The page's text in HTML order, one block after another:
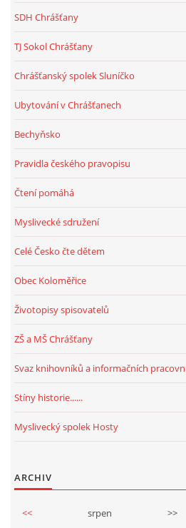
SDH Chrášťany
TJ Sokol Chrášťany
Chrášťanský spolek Sluníčko
Ubytování v Chrášťanech
Bechyňsko
Pravidla českého pravopisu
Čtení pomáhá
Myslivecké sdružení
Celé Česko čte dětem
Obec Koloměřice
Životopisy spisovatelů
ZŠ a MŠ Chrášťany
Svaz knihovníků a informačních
Stíny historie......
Myslivecký spolek Hosty
ARCHIV
<< srpen
>>